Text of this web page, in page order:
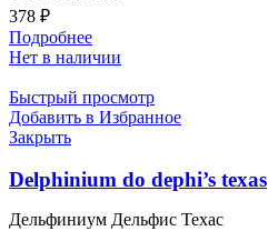
378 ₽
Подробнее
Нет в наличии
Быстрый просмотр
Добавить в Избранное
Закрыть
Delphinium do dephi’s texas
Дельфиниум Дельфис Техас